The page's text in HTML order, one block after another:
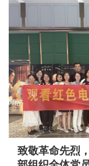
纪念馆和广东省
有管理学院各党支
实践课的第一站
命主题展”，该展
机、甲午战败后
前夜的斗争风潮
致敬革命先烈